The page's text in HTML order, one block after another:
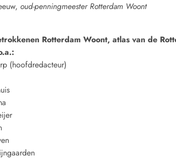
oud-penningmeester Rotterdam Woont
Rotterdam Woont, atlas van de
(hoofdredacteur)